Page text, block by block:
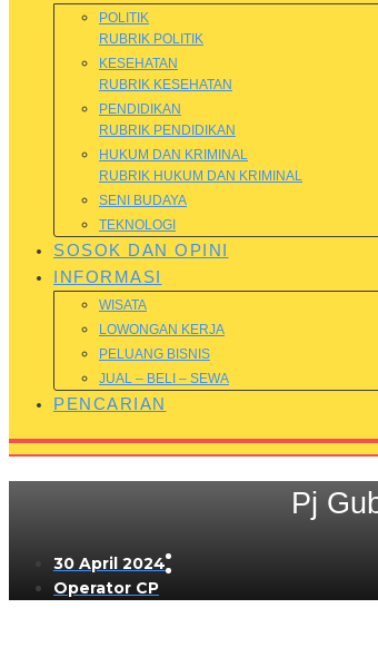
POLITIK
RUBRIK POLITIK
KESEHATAN
RUBRIK KESEHATAN
PENDIDIKAN
RUBRIK PENDIDIKAN
HUKUM DAN KRIMINAL
RUBRIK HUKUM DAN KRIMINAL
SENI BUDAYA
TEKNOLOGI
SOSOK DAN OPINI
INFORMASI
WISATA
LOWONGAN KERJA
PELUANG BISNIS
JUAL – BELI – SEWA
PENCARIAN
Pj
30 April 2024
Operator CP